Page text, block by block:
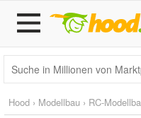
Hood › Modellbau › RC-